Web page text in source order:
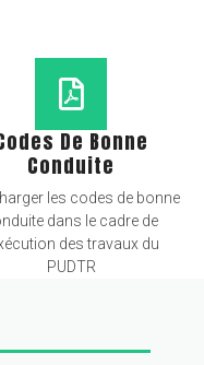
De Bonne
Conduite
les codes de bonne
dans le cadre de
des travaux du
PUDTR